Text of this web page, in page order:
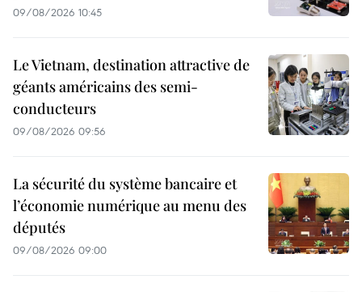
09/08/2026 10:45
Le Vietnam, destination attractive de
géants américains des semi-
conducteurs
09/08/2026 09:56
La sécurité du système bancaire et
l’économie numérique au menu des
députés
09/08/2026 09:00